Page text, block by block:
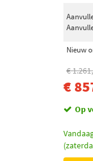
Nieuw
€
€
Op